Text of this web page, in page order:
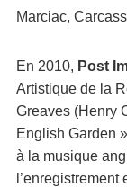
Marciac,
En 2010, Post
Artistique de la
Greaves (Henry
English Garden
à la musique